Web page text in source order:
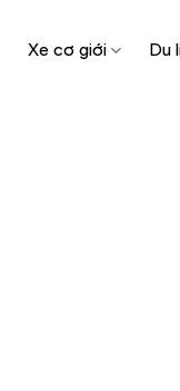
Xe cơ giới Du